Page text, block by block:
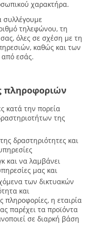
χαρακτήρα.
συλλέγουμε
τηλεφώνου, τη
όλες σε σχέση με τη
καθώς και των
από εσάς.
πληροφοριών
κατά την πορεία
της
δραστηριότητες και
και να λαμβάνει
μας και
των δικτυακών
και
πληροφορίες, η εταιρία
παρέχει τα προϊόντα
σε διαρκή βάση